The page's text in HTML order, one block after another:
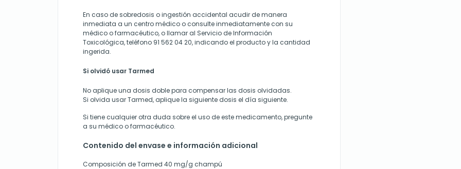
En caso de sobredosis o ingestión accidental acudir de manera
inmediata a un centro médico o consulte inmediatamente con su
médico o farmacéutico, ollamar al Servicio de Información
Toxicológica, teléfono 91 562 04 20, indicando el producto y la cantidad
ingerida.
Si olvidó usar Tarmed
No aplique una dosis doble para compensar las dosis olvidadas.
Si olvida usar Tarmed, aplique la siguiente dosis el día siguiente.
Si tiene cualquier otra duda sobre el uso de estemedicamento, pregunte
a su médico o farmacéutico.
Contenido del envase e información adicional
Composición de Tarmed 40 mg/g champú